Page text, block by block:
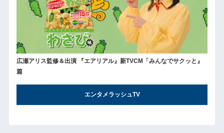
広瀬アリス監修＆出演 『エアリアル』新TVCM「みんなでサクッと』
篇
エンタメラッシュTV